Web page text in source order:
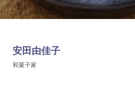
安田由佳子
和菓子家